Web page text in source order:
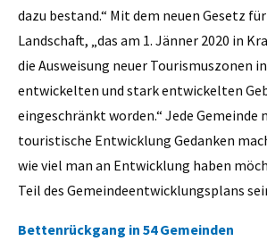
dazu bestand.“ Mit dem neuen Gesetz
Landschaft, „das am 1. Jänner 2020 in
die Ausweisung neuer Tourismuszonen
entwickelten und stark entwickelten
eingeschränkt worden.“ Jede Gemeinde
touristische Entwicklung Gedanken
wie viel man an Entwicklung haben
Teil des Gemeindeentwicklungsplans
Bettenrückgang in 54 Gemeinden